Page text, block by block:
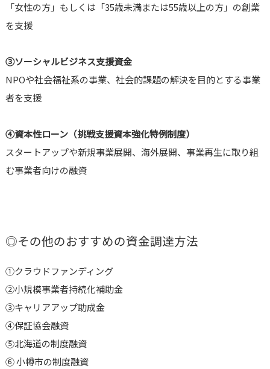
「女性の方」もしくは「35歳未満または55歳以上の方」の創業
を支援
③ソーシャルビジネス支援資金
NPOや社会福祉系の事業、社会的課題の解決を目的とする事業
者を支援
④資本性ローン（挑戦支援資本強化特例制度）
スタートアップや新規事業展開、海外展開、事業再生に取り組
む事業者向けの融資
◎その他のおすすめの資金調達方法
①クラウドファンディング
②小規模事業者持続化補助金
③キャリアアップ助成金
④保証協会融資
⑤北海道の制度融資
⑥小樽市の制度融資